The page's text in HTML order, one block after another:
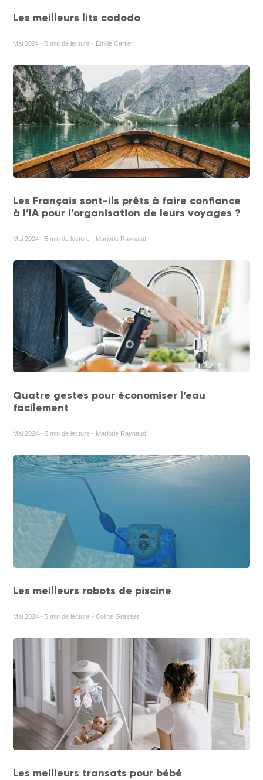
Les meilleurs lits cododo
Mai 2024 - 5 min de lecture - Emilie Cartier
Les Français sont-ils prêts à faire confiance
à l’IA pour l’organisation de leurs voyages ?
Mai 2024 - 5 min de lecture - Marjorie Raynaud
Quatre gestes pour économiser l’eau
facilement
Mai 2024 - 5 min de lecture - Marjorie Raynaud
Les meilleurs robots de piscine
Mai 2024 - 5 min de lecture - Coline Grasset
Les meilleurs transats pour bébé